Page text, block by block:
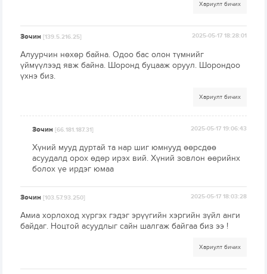
Хариулт бичих
Зочин[139.5.216.25] 2025-05-17 18:28:01
Алуурчин нөхөр байна. Одоо бас олон түмнийг
үймүүлээд явж байна. Шоронд буцааж оруул. Шорондоо
үхнэ биз.
Хариулт бичих
Зочин[66.181.187.31] 2025-05-17 19:06:43
Хүний мууд дуртай та нар шиг юмнууд өөрсдөө
асуудалд орох өдөр ирэх вий. Хүний зовлон өөрийнх
болох үе ирдэг юмаа
Зочин[103.57.93.250] 2025-05-17 18:03:28
Амиа хорлоход хүргэх гэдэг эрүүгийн хэргийн зүйл анги
байдаг. Ноцтой асуудлыг сайн шалгаж байгаа биз ээ !
Хариулт бичих